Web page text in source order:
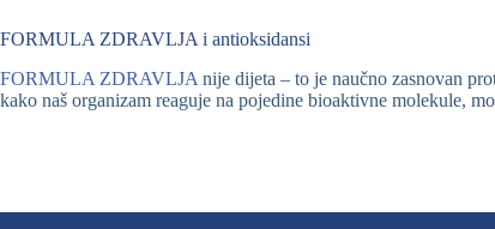
FORMULA ZDRAVLJA i antioksidansi
FORMULA ZDRAVLJA nije dijeta – to je naučno zasnovan
kako naš organizam reaguje na pojedine bioaktivne molekule,